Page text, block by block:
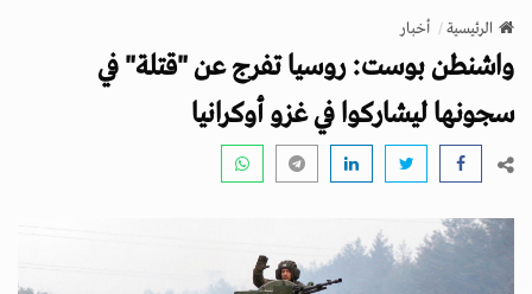
v
i
g
a
n
الرئيسية أخبار
واشنطن بوست: روسيا تفرج عن "قتلة" في
سجونها ليشاركوا في غزو أوكرانيا